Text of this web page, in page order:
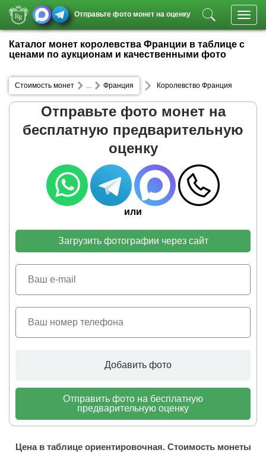
Отправьте фото монет на оценку
Каталог монет королевства Франции в таблице с
ценами по аукционам и качественными фото
Стоимость монет Франция
... Королевство Франция
Отправьте фото монет на
бесплатную предварительную
оценку
или
Загрузить фотографии через сайт
Добавить фото
Отправить фото на бесплатную
предварительную оценку
Цена в таблице ориентировочная. Стоимость монеты